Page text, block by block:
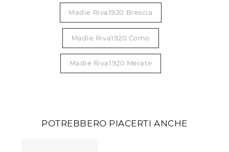
Madie Riva1920 Brescia
Madie Riva1920 Como
Madie Riva1920 Merate
POTREBBERO PIACERTI ANCHE